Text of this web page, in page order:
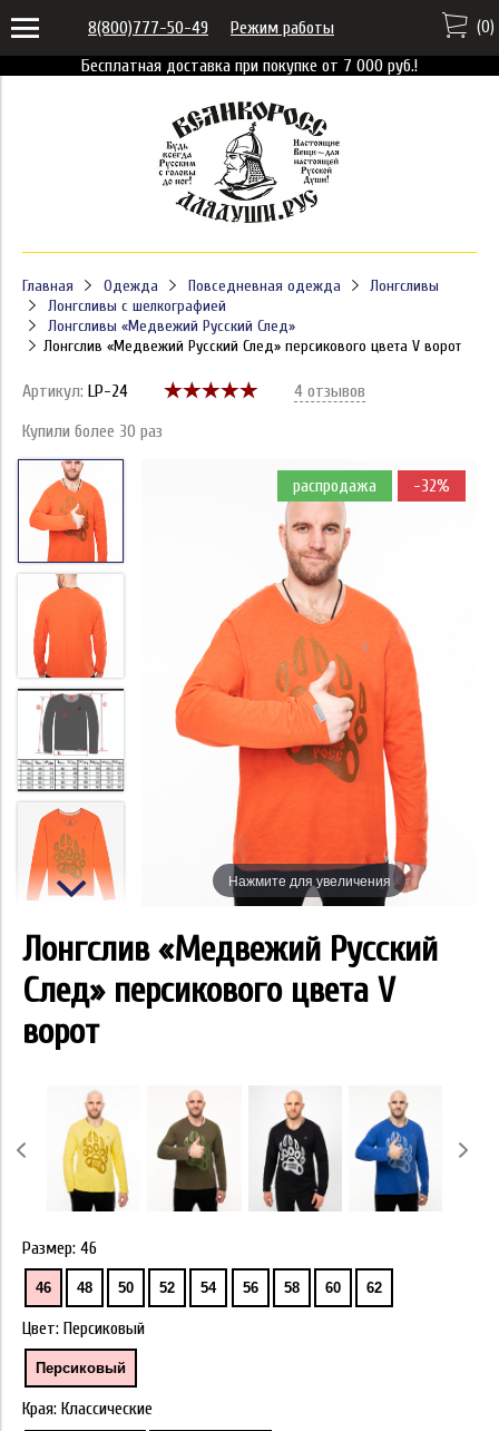
Бесплатная доставка при покупке от 7 000 руб.!
8(800)777-50-49 Режим работы (0)
Главная Одежда Повседневная одежда
Лонгсливы
Лонгсливы с шелкографией
Лонгсливы «Медвежий Русский След»
Лонгслив «Медвежий Русский След» персикового цвета V ворот
Артикул: LP-24 4 отзывов
Купили более 30 раз
распродажа -32%
Нажмите для увеличения
Лонгслив «Медвежий Русский
След» персикового цвета V
ворот
Размер: 46
46 48 50 52 54 56 58 60 62
Цвет: Персиковый
Персиковый
Края: Классические